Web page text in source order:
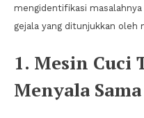
mengidentifikasi
gejala yang ditunjukkan oleh
1. Mesin Cuci
Menyala